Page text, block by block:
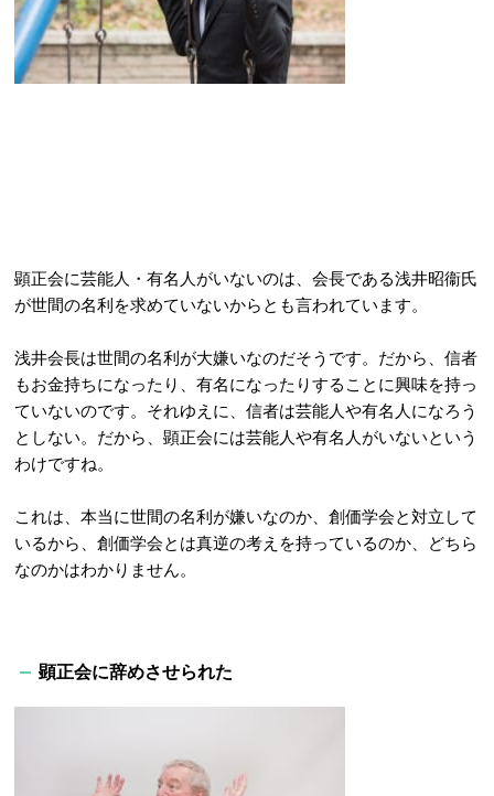
顕正会に芸能人・有名人がいないのは、会長である浅井昭衞氏
が世間の名利を求めていないからとも言われています。
浅井会長は世間の名利が大嫌いなのだそうです。だから、信者
もお金持ちになったり、有名になったりすることに興味を持っ
ていないのです。それゆえに、信者は芸能人や有名人になろう
としない。だから、顕正会には芸能人や有名人がいないという
わけですね。
これは、本当に世間の名利が嫌いなのか、創価学会と対立して
いるから、創価学会とは真逆の考えを持っているのか、どちら
なのかはわかりません。
顕正会に辞めさせられた